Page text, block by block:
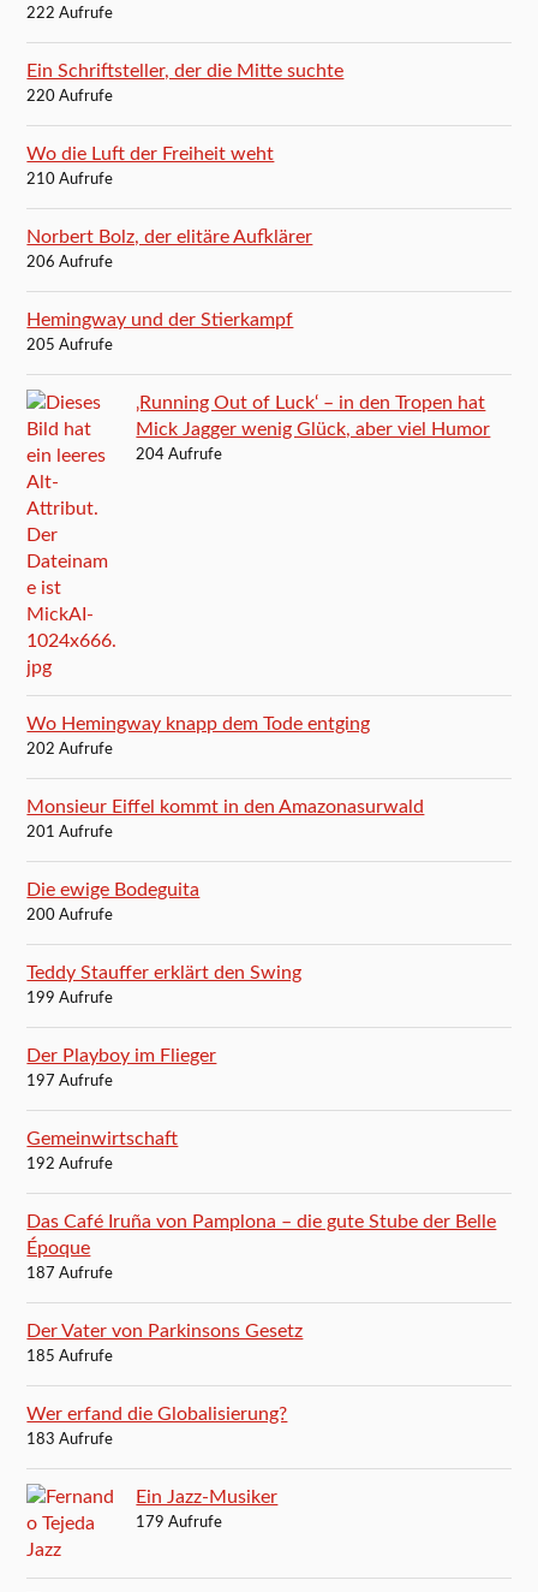
222 Aufrufe
Ein Schriftsteller, der die Mitte suchte
220 Aufrufe
Wo die Luft der Freiheit weht
210 Aufrufe
Norbert Bolz, der elitäre Aufklärer
206 Aufrufe
Hemingway und der Stierkampf
205 Aufrufe
‚Running Out of Luck‘ – in den Tropen hat
Mick Jagger wenig Glück, aber viel Humor
204 Aufrufe
Wo Hemingway knapp dem Tode entging
202 Aufrufe
Monsieur Eiffel kommt in den Amazonasurwald
201 Aufrufe
Die ewige Bodeguita
200 Aufrufe
Teddy Stauffer erklärt den Swing
199 Aufrufe
Der Playboy im Flieger
197 Aufrufe
Gemeinwirtschaft
192 Aufrufe
Das Café Iruña von Pamplona – die gute Stube der Belle
Époque
187 Aufrufe
Der Vater von Parkinsons Gesetz
185 Aufrufe
Wer erfand die Globalisierung?
183 Aufrufe
Ein Jazz-Musiker
179 Aufrufe